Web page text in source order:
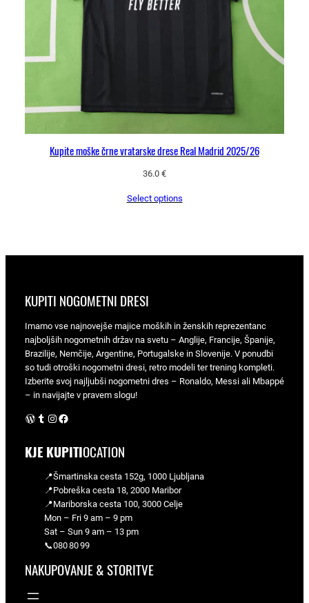
Kupite moške črne vratarske drese Real Madrid 2025/26
36.0 €
Select options
KUPITI NOGOMETNI DRESI
Imamo vse najnovejše majice moških in ženskih reprezentanc
najboljših nogometnih držav na svetu – Anglije, Francije, Španije,
Brazilije, Nemčije, Argentine, Portugalske in Slovenije. V ponudbi
so tudi otroški nogometni dresi, retro modeli ter trening kompleti.
Izberite svoj najljubši nogometni dres – Ronaldo, Messi ali Mbappé
– in navijajte v pravem slogu!
WordPress Instagram Facebook
KJE KUPITIOCATION
📍Šmartinska cesta 152g, 1000 Ljubljana
📍Pobreška cesta 18, 2000 Maribor
📍Mariborska cesta 100, 3000 Celje
Mon – Fri 9 am – 9 pm
Sat – Sun 9 am – 13 pm
📞080 80 99
NAKUPOVANJE & STORITVE